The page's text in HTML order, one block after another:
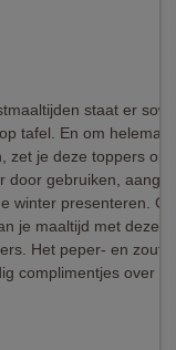
staat er
tafel. En om
zet je deze toppers op
door gebruiken,
winter presenteren.
je maaltijd met deze
Het peper- en
complimentjes over